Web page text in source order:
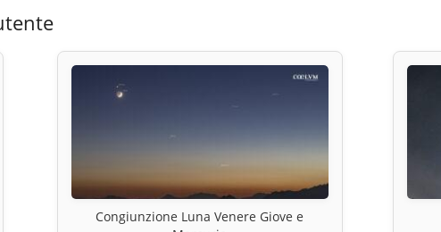
Congiunzione Luna Venere Giove e